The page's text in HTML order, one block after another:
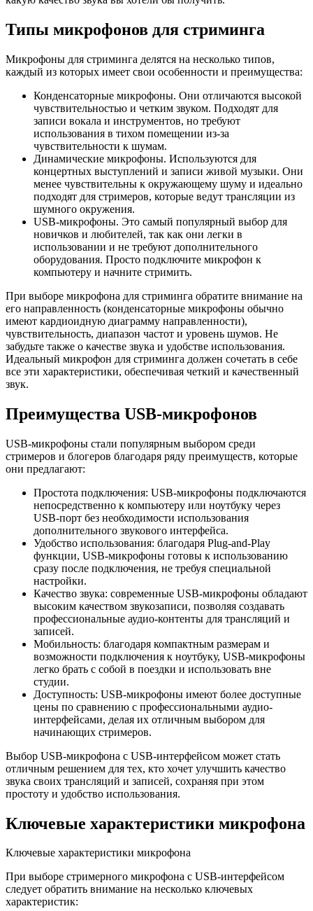
Типы микрофонов для стриминга
Микрофоны для стриминга делятся на несколько типов,
каждый из которых имеет свои особенности и преимущества:
Конденсаторные микрофоны. Они отличаются высокой
чувствительностью и четким звуком. Подходят для
записи вокала и инструментов, но требуют
использования в тихом помещении из-за
чувствительности к шумам.
Динамические микрофоны. Используются для
концертных выступлений и записи живой музыки. Они
менее чувствительны к окружающему шуму и идеально
подходят для стримеров, которые ведут трансляции из
шумного окружения.
USB-микрофоны. Это самый популярный выбор для
новичков и любителей, так как они легки в
использовании и не требуют дополнительного
оборудования. Просто подключите микрофон к
компьютеру и начните стримить.
При выборе микрофона для стриминга обратите внимание на
его направленность (конденсаторные микрофоны обычно
имеют кардиоидную диаграмму направленности),
чувствительность, диапазон частот и уровень шумов. Не
забудьте также о качестве звука и удобстве использования.
Идеальный микрофон для стриминга должен сочетать в себе
все эти характеристики, обеспечивая четкий и качественный
звук.
Преимущества USB-микрофонов
USB-микрофоны стали популярным выбором среди
стримеров и блогеров благодаря ряду преимуществ, которые
они предлагают:
Простота подключения: USB-микрофоны подключаются
непосредственно к компьютеру или ноутбуку через
USB-порт без необходимости использования
дополнительного звукового интерфейса.
Удобство использования: благодаря Plug-and-Play
функции, USB-микрофоны готовы к использованию
сразу после подключения, не требуя специальной
настройки.
Качество звука: современные USB-микрофоны обладают
высоким качеством звукозаписи, позволяя создавать
профессиональные аудио-контенты для трансляций и
записей.
Мобильность: благодаря компактным размерам и
возможности подключения к ноутбуку, USB-микрофоны
легко брать с собой в поездки и использовать вне
студии.
Доступность: USB-микрофоны имеют более доступные
цены по сравнению с профессиональными аудио-
интерфейсами, делая их отличным выбором для
начинающих стримеров.
Выбор USB-микрофона с USB-интерфейсом может стать
отличным решением для тех, кто хочет улучшить качество
звука своих трансляций и записей, сохраняя при этом
простоту и удобство использования.
Ключевые характеристики микрофона
Ключевые характеристики микрофона
При выборе стримерного микрофона с USB-интерфейсом
следует обратить внимание на несколько ключевых
характеристик: